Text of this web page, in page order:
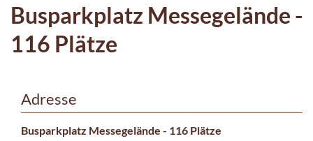
Busparkplatz Messegelände -
116 Plätze
Adresse
Busparkplatz Messegelände - 116 Plätze